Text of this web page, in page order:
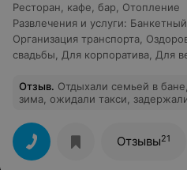
Ресторан, кафе, бар, Отопление
Развлечения и услуги:
Организация транспорта,
свадьбы, Для корпоратива, Для
Отзыв. Отдыхали семьей в
зима, ожидали такси,
пришел на уборку и нам
клиентов у них ещё не было!!!
от отдыха испорчено. Про
болота вообще молчу. Больше
Отзывы21